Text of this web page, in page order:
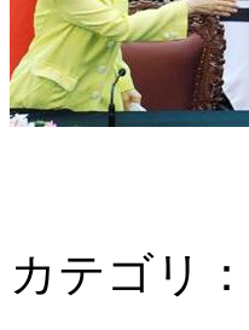
カテゴリ：